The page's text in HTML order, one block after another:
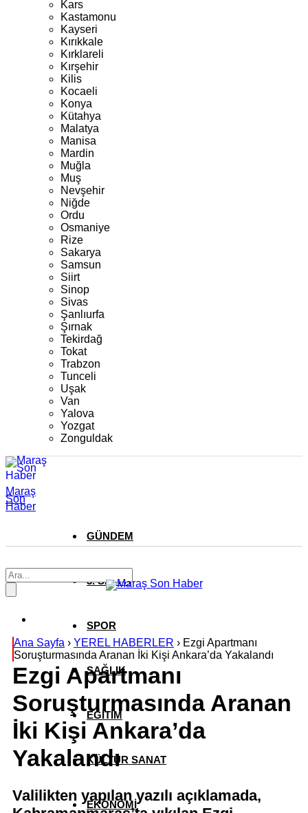
Kars
Kastamonu
Kayseri
Kırıkkale
Kırklareli
Kırşehir
Kilis
Kocaeli
Konya
Kütahya
Malatya
Manisa
Mardin
Muğla
Muş
Nevşehir
Niğde
Ordu
Osmaniye
Rize
Sakarya
Samsun
Siirt
Sinop
Sivas
Şanlıurfa
Şırnak
Tekirdağ
Tokat
Trabzon
Tunceli
Uşak
Van
Yalova
Yozgat
Zonguldak
Maraş
Son
Haber
GÜNDEM
3. SAYFA
SPOR
SAĞLIK
EĞİTİM
KÜLTÜR SANAT
EKONOMİ
Ana Sayfa › YEREL HABERLER › Ezgi Apartmanı
Soruşturmasında Aranan İki Kişi Ankara’da Yakalandı
Ezgi Apartmanı
Soruşturmasında Aranan
İki Kişi Ankara’da
Yakalandı
Valilikten yapılan yazılı açıklamada,